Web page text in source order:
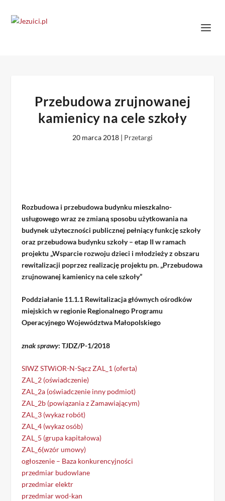
Przebudowa zrujnowanej
kamienicy na cele szkoły
20 marca 2018 | Przetargi
Rozbudowa i przebudowa budynku mieszkalno-
usługowego wraz ze zmianą sposobu użytkowania na
budynek użyteczności publicznej pełniący funkcję szkoły
oraz przebudowa budynku szkoły– etap II w ramach
projektu „Wsparcie rozwoju dzieci i młodzieży z obszaru
rewitalizacji poprzez realizację projektu pn. „Przebudowa
zrujnowanej kamienicy na cele szkoły”
Poddziałanie 11.1.1 Rewitalizacja głównych ośrodków
miejskich w regionie Regionalnego Programu
Operacyjnego Województwa Małopolskiego
znak sprawy: TJDZ/P-1/2018
SIWZ STWiOR-N-Sącz ZAL_1 (oferta)
ZAL_2 (oświadczenie)
ZAL_2a (oświadczenie inny podmiot)
ZAL_2b (powiązania z Zamawiającym)
ZAL_3 (wykaz robót)
ZAL_4 (wykaz osób)
ZAL_5 (grupa kapitałowa)
ZAL_6(wzór umowy)
ogłoszenie – Baza konkurencyjności
przedmiar budowlane
przedmiar elektr
przedmiar wod-kan